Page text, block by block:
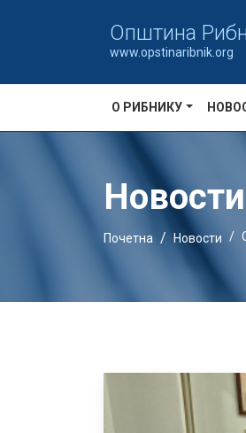
Oпштина
www.opstinaribnik.org
О РИБНИКУ
Новости
Почетна Новости